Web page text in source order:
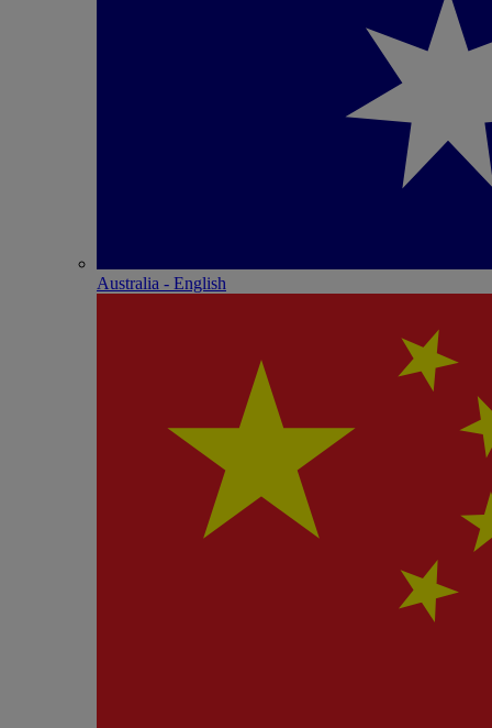
Australia - English